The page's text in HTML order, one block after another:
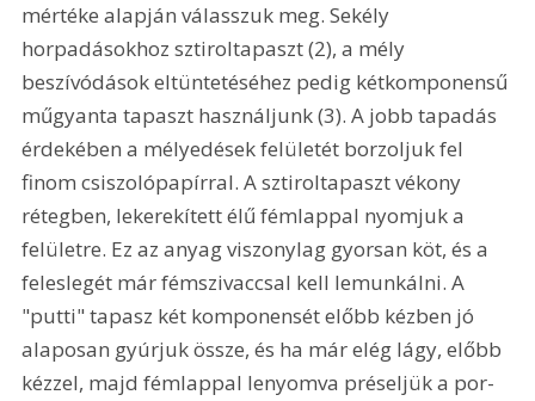
mértéke alapján válasszuk meg. Sekély
horpadásokhoz sztiroltapaszt (2), a mély
beszívódások eltüntetéséhez pedig kétkomponensű
műgyanta tapaszt használjunk (3). A jobb tapadás
érdekében a mélyedések felületét borzoljuk fel
finom csiszolópapírral. A sztiroltapaszt vékony
rétegben, lekerekített élű fémlappal nyomjuk a
felületre. Ez az anyag viszonylag gyorsan köt, és a
feleslegét már fémszivaccsal kell lemunkálni. A
"putti" tapasz két komponensét előbb kézben jó
alaposan gyúrjuk össze, és ha már elég lágy, előbb
kézzel, majd fémlappal lenyomva préseljük a por-